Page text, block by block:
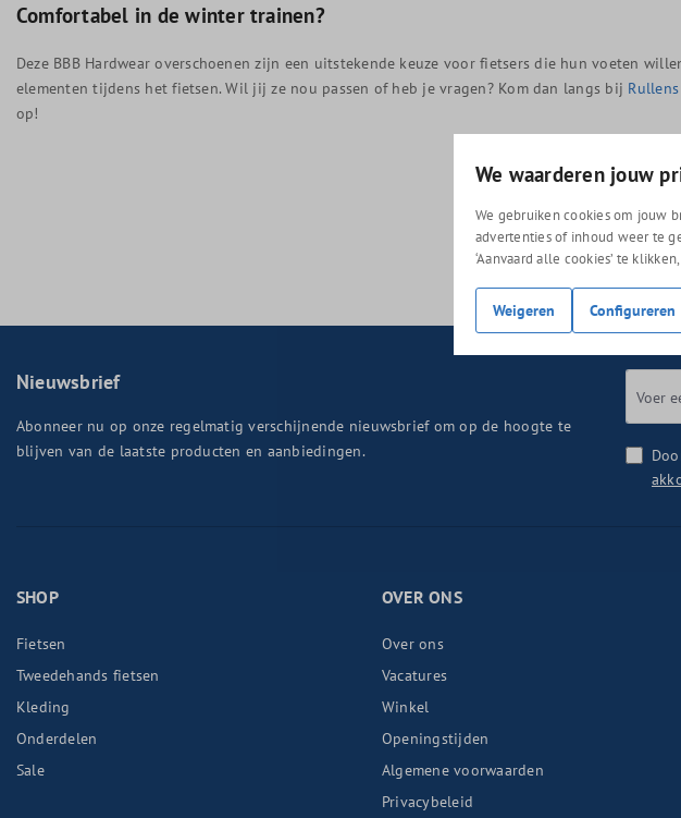
Comfortabel in de winter trainen?
Deze BBB Hardwear overschoenen zijn een uitstekende keuze voor fietsers die hun voeten
elementen tijdens het fietsen. Wil jij ze nou passen of heb je vragen? Kom dan langs bij
op!
Nieuwsbrief
Abonneer nu op onze regelmatig verschijnende nieuwsbrief om op de hoogte te
blijven van de laatste producten en aanbiedingen.
SHOP
Fietsen
Tweedehands fietsen
Kleding
Onderdelen
Sale
OVER ONS
Over ons
Vacatures
Winkel
Openingstijden
Algemene voorwaarden
Privacybeleid
We waarderen jouw
We gebruiken cookies om jouw
advertenties of inhoud weer te
‘Aanvaard alle cookies’ te
Weigeren Configureren